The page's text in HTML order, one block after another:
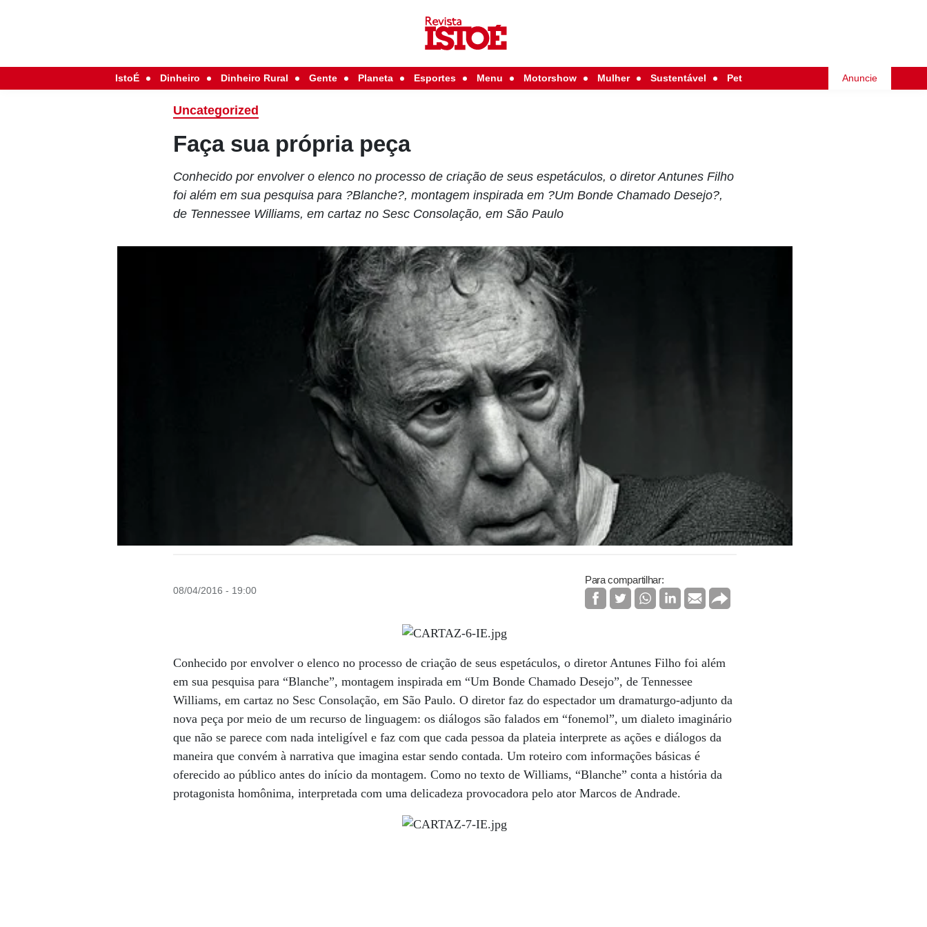
IstoÉ Dinheiro Dinheiro Rural Gente Planeta Esportes Menu Motorshow Mulher Sustentável Pet Anuncie
Uncategorized
Faça sua própria peça
Conhecido por envolver o elenco no processo de criação de seus espetáculos, o diretor Antunes Filho
foi além em sua pesquisa para ?Blanche?, montagem inspirada em ?Um Bonde Chamado Desejo?,
de Tennessee Williams, em cartaz no Sesc Consolação, em São Paulo
08/04/2016 - 19:00
Para compartilhar:
Conhecido por envolver o elenco no processo de criação de seus espetáculos, o diretor Antunes Filho foi além
em sua pesquisa para “Blanche”, montagem inspirada em “Um Bonde Chamado Desejo”, de Tennessee
Williams, em cartaz no Sesc Consolação, em São Paulo. O diretor faz do espectador um dramaturgo-adjunto da
nova peça por meio de um recurso de linguagem: os diálogos são falados em “fonemol”, um dialeto imaginário
que não se parece com nada inteligível e faz com que cada pessoa da plateia interprete as ações e diálogos da
maneira que convém à narrativa que imagina estar sendo contada. Um roteiro com informações básicas é
oferecido ao público antes do início da montagem. Como no texto de Williams, “Blanche” conta a história da
protagonista homônima, interpretada com uma delicadeza provocadora pelo ator Marcos de Andrade.